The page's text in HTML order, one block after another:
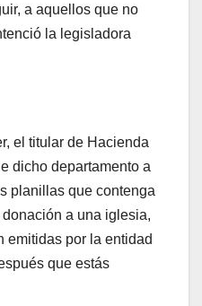
a aquellos que no
la legisladora
el titular de Hacienda
dicho departamento a
planillas que contenga
a una iglesia,
emitidas por la entidad
que estás